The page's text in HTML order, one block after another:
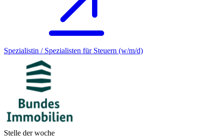
Spezialistin / Spezialisten für Steuern (w/m/d)
Stelle der woche